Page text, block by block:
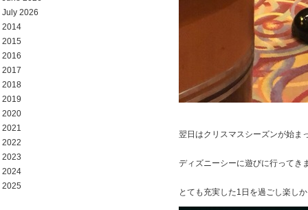
July 2026
2014
2015
2016
2017
2018
2019
2020
2021
2022
2023
2024
2025
翌日はクリスマスシーズンが始ま
ディズニーシーに遊びに行ってき
とても充実した1日を過ごし楽し